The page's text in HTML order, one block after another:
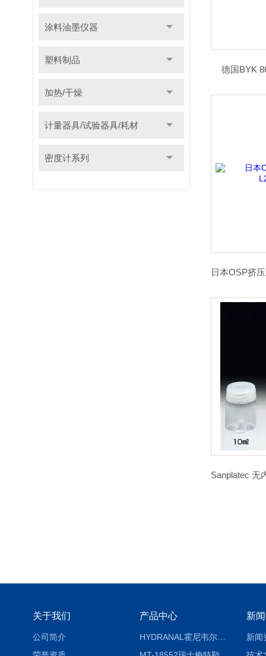
涂料油墨仪器
塑料制品
加热/干燥
计量器具/试验器具/耗材
密度计系列
德国BYK
关于我们
公司简介
产品中心
HYDRANAL霍尼韦尔Fluka 34696-25G固体水标 二水合物
新
新闻